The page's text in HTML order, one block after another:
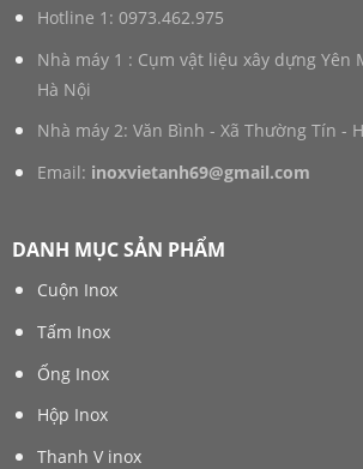
Hotline 1: 0973.462.975
Nhà máy 1 : Cụm vật liệu xây dựng Yên
Hà Nội
Nhà máy 2: Văn Bình - Xã Thường Tín -
Email: inoxvietanh69@gmail.com
DANH MỤC SẢN PHẨM
Cuộn Inox
Tấm Inox
Ống Inox
Hộp Inox
Thanh V inox